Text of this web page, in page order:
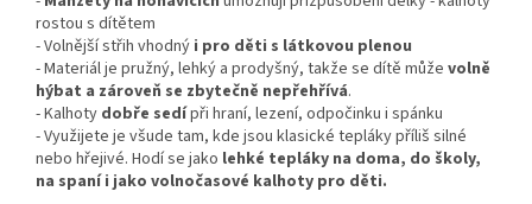
rostou s dítětem
- Volnější střih vhodný i pro děti s látkovou plenou
- Materiál je pružný, lehký a prodyšný, takže se dítě může volně
hýbat a zároveň se zbytečně nepřehřívá.
- Kalhoty dobře sedípři hraní, lezení, odpočinku i spánku
-Využijete je všude tam, kde jsou klasické tepláky příliš silné
nebo hřejivé. Hodí se jako lehké tepláky na doma, do školy,
na spaní i jako volnočasové kalhoty pro děti.